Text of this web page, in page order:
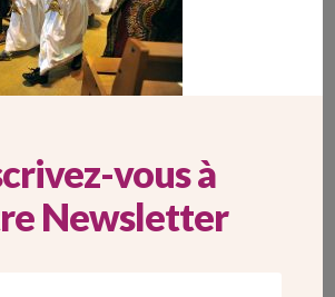
vous à
Newsletter